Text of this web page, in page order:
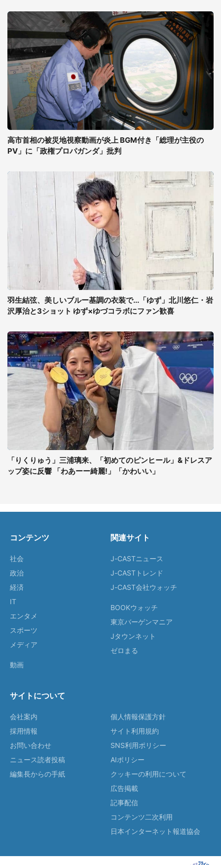
高市首相の被災地視察動画が炎上 BGM付き「総理が主役の
PV」に「政権プロパガンダ」批判
羽生結弦、美しいブルー基調の衣装で...「ゆず」北川悠仁・岩
沢厚治と3ショット ゆず×ゆづコラボにファン歓喜
「りくりゅう」三浦璃来、「初めてのピンヒール」&ドレスア
ップ姿に反響 「わあーー綺麗!」「かわいい」
コンテンツ
社会
政治
経済
IT
エンタメ
スポーツ
メディア
動画
関連サイト
J-CASTニュース
J-CASTトレンド
J-CAST会社ウォッチ
BOOKウォッチ
東京バーゲンマニア
Jタウンネット
ゼロまる
サイトについて
会社案内
採用情報
お問い合わせ
ニュース読者投稿
編集長からの手紙
個人情報保護方針
サイト利用規約
SNS利用ポリシー
AIポリシー
クッキーの利用について
広告掲載
記事配信
コンテンツ二次利用
日本インターネット報道協会